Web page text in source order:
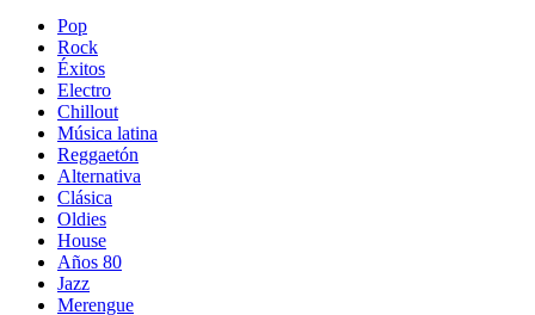
Pop
Rock
Éxitos
Electro
Chillout
Música latina
Reggaetón
Alternativa
Clásica
Oldies
House
Años 80
Jazz
Merengue